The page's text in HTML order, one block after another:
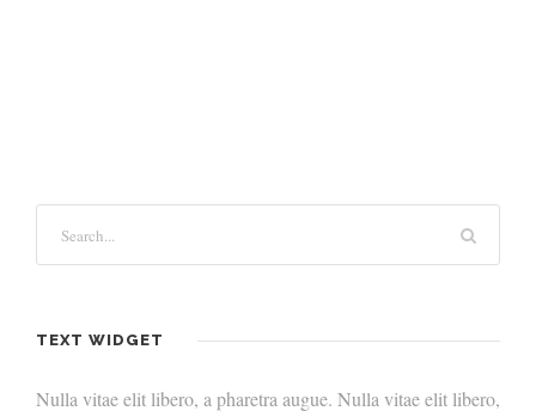
TEXT WIDGET
Nulla vitae elit libero, a pharetra augue. Nulla vitae elit libero,